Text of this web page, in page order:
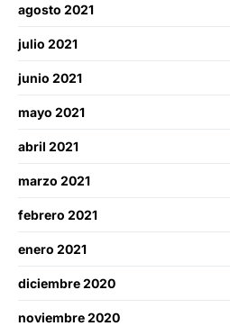
agosto 2021
julio 2021
junio 2021
mayo 2021
abril 2021
marzo 2021
febrero 2021
enero 2021
diciembre 2020
noviembre 2020